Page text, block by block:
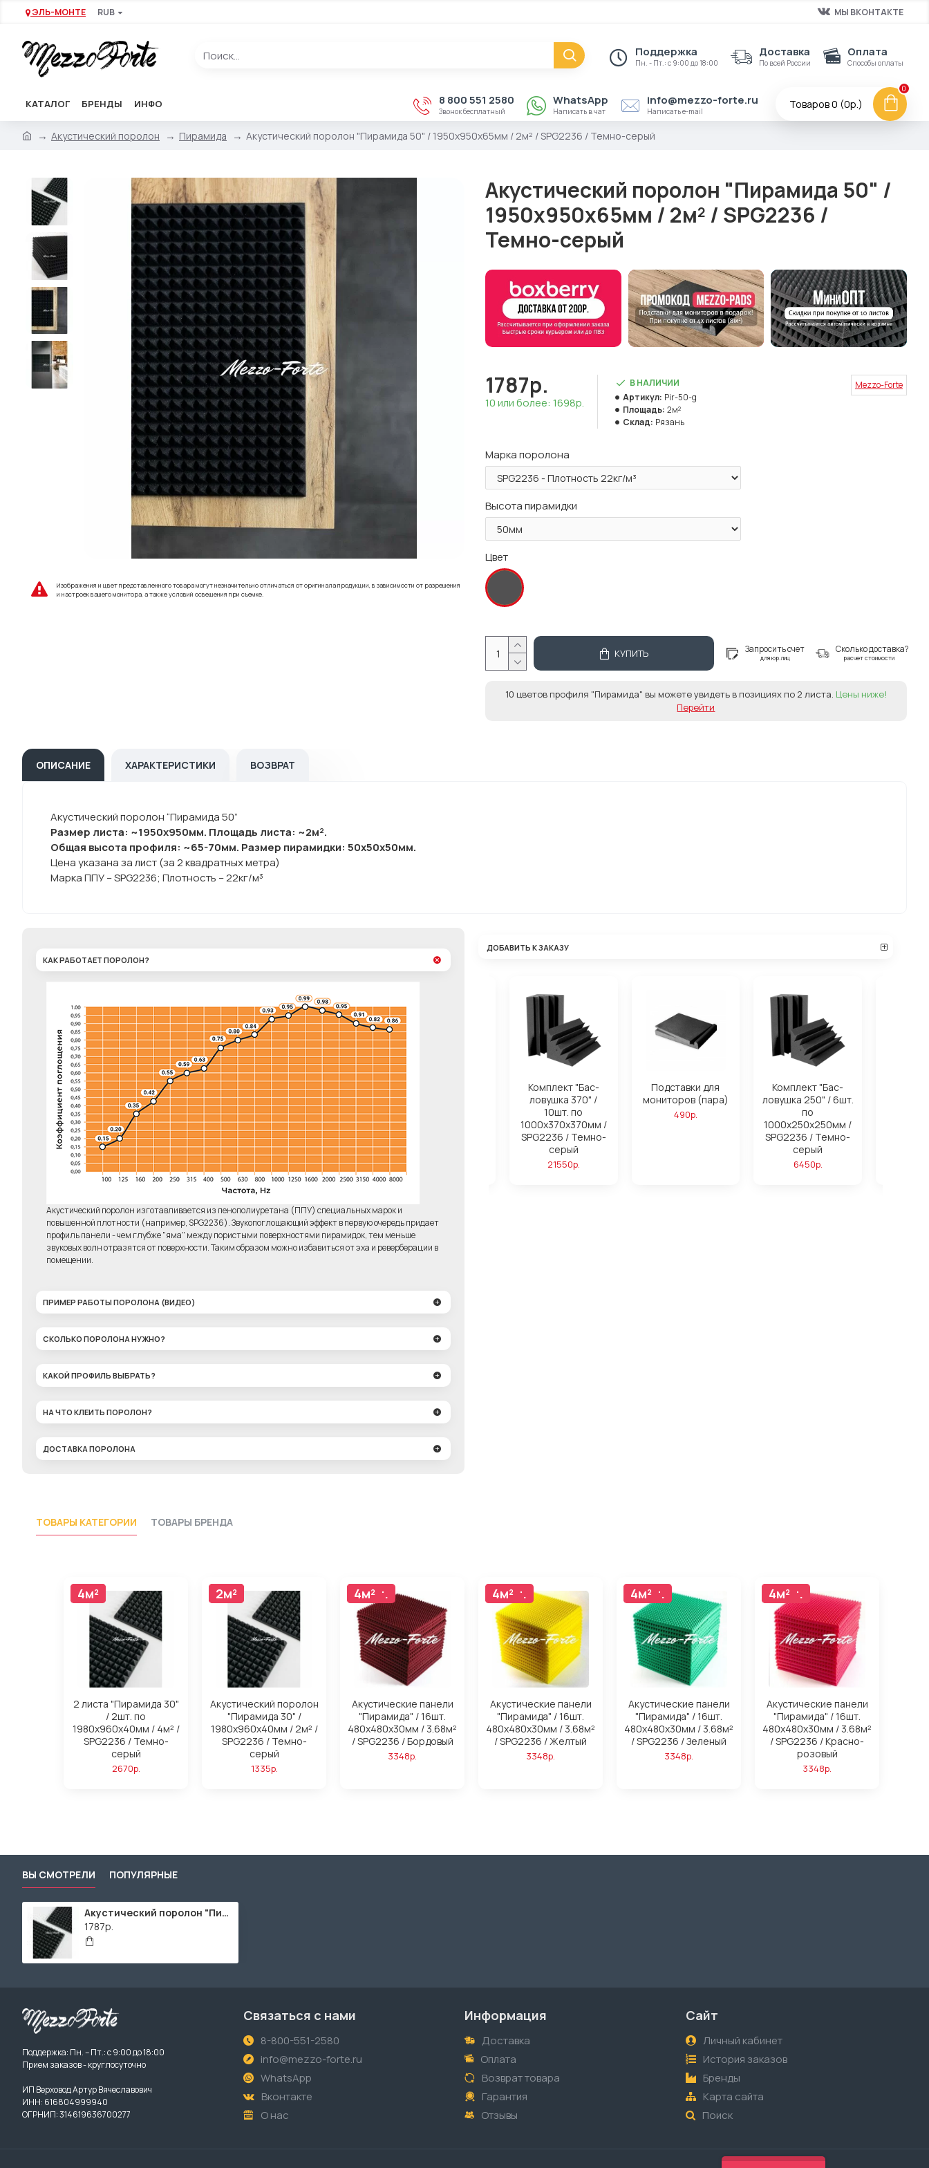
ЭЛЬ-МОНТЕ RUB МЫ ВКОНТАКТЕ
Поддержка
Пн. - Пт.: с 9:00 до 18:00
Доставка
По всей России
Оплата
Способы оплаты
КАТАЛОГ БРЕНДЫ ИНФО 8 800 551 2580
Звонок бесплатный
WhatsApp
Написать в чат
info@mezzo-forte.ru
Написать e-mail
Товаров 0 (0р.)
0
Акустический поролон Пирамида Акустический поролон "Пирамида 50" / 1950х950х65мм / 2м² / SPG2236 / Темно-серый
Изображения и цвет представленного товара могут незначительно отличаться от оригинала продукции, в зависимости от разрешения
и настроек вашего монитора, а также условий освещения при съемке.
Акустический поролон "Пирамида 50" /
1950х950х65мм / 2м² / SPG2236 /
Темно-серый
1787р.
10 или более: 1698р.
В НАЛИЧИИ
Артикул: Pir-50-g
Площадь: 2м²
Склад: Рязань
Mezzo-Forte
Марка поролона
Высота пирамидки
Цвет
КУПИТЬ Запросить счет
для юр.лиц
Сколько доставка?
расчет стоимости
10 цветов профиля "Пирамида" вы можете увидеть в позициях по 2 листа. Цены ниже!
Перейти
КАК РАБОТАЕТ ПОРОЛОН?
Акустический поролон изготавливается из пенополиуретана (ППУ) специальных марок и
повышенной плотности (например, SPG2236). Звукопоглощающий эффект в первую очередь придает
профиль панели - чем глубже "яма" между пористыми поверхностями пирамидок, тем меньше
звуковых волн отразятся от поверхности. Таким образом можно избавиться от эха и реверберации в
помещении.
ПРИМЕР РАБОТЫ ПОРОЛОНА (ВИДЕО)
СКОЛЬКО ПОРОЛОНА НУЖНО?
КАКОЙ ПРОФИЛЬ ВЫБРАТЬ?
НА ЧТО КЛЕИТЬ ПОРОЛОН?
ДОСТАВКА ПОРОЛОНА
ДОБАВИТЬ К ЗАКАЗУ
Комплект 6 штук
"Бас-ловушка"
6450р.
Клей для поролона
Elabond Basic
750р.
Комплект "Бас-
1000х280х280мм /
SPG2236 / Темно-
Комплект "Бас-
ловушка 370" /
10шт. по
1000х370х370мм /
SPG2236 / Темно-
серый
21550р.
Подставки для
мониторов (пара)
490р.
Комплект "Бас-
ловушка 250" / 6шт.
по
1000х250х250мм /
SPG2236 / Темно-
серый
6450р.
ОПИСАНИЕ ХАРАКТЕРИСТИКИ ВОЗВРАТ
Акустический поролон “Пирамида 50”
Размер листа: ~1950х950мм. Площадь листа: ~2м².
Общая высота профиля: ~65-70мм. Размер пирамидки: 50x50x50мм.
Цена указана за лист (за 2 квадратных метра)
Марка ППУ – SPG2236; Плотность – 22кг/м³
ТОВАРЫ КАТЕГОРИИ ТОВАРЫ БРЕНДА
4м²
4м²
2 листа "Пирамида 30"
/ 2шт. по
1980х960х40мм / 4м² /
SPG2236 / Темно-
серый
2670р.
2м²
2м²
Акустический поролон
"Пирамида 30" /
1980х960х40мм / 2м² /
SPG2236 / Темно-
серый
1335р.
16шт.
4м²
Акустические панели
"Пирамида" / 16шт.
480x480х30мм / 3.68м²
/ SPG2236 / Бордовый
3348р.
16шт.
4м²
Акустические панели
"Пирамида" / 16шт.
480x480х30мм / 3.68м²
/ SPG2236 / Желтый
3348р.
16шт.
4м²
Акустические панели
"Пирамида" / 16шт.
480x480х30мм / 3.68м²
/ SPG2236 / Зеленый
3348р.
16шт.
4м²
Акустические панели
"Пирамида" / 16шт.
480x480х30мм / 3.68м²
/ SPG2236 / Красно-
розовый
3348р.
ВЫ СМОТРЕЛИ ПОПУЛЯРНЫЕ
Акустический поролон "Пирамида 50" / 1950х950х65мм / 2м² / SPG2236 / Темно-серый
1787р.
Поддержка: Пн. – Пт.: с 9:00 до 18:00
Прием заказов - круглосуточно
ИП Верховод Артур Вячеславович
ИНН: 616804999940
ОГРНИП: 314619636700277
Связаться с нами
8-800-551-2580
info@mezzo-forte.ru
WhatsApp
Вконтакте
О нас
Информация
Доставка
Оплата
Возврат товара
Гарантия
Отзывы
Сайт
Личный кабинет
История заказов
Бренды
Карта сайта
Поиск